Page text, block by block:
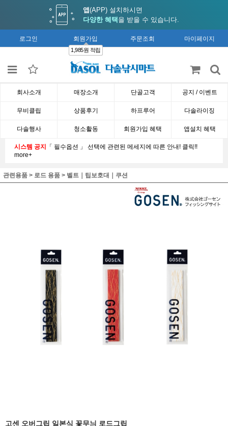
앱(APP) 설치하시면
다양한 혜택 을 받을 수 있습니다.
로그인 회원가입
1,985원 적립
주문조회 마이페이지
회사소개 매장소개 단골고객 공지 / 이벤트
무비클립 상품후기 하프루어 다솔라이징
다솔행사 청소활동 회원가입 혜택 앱설치 혜택
시스템 공지 「 필수옵션 」 선택에 관련된 메세지에 따른 안내! 클릭!!
more+
관련용품 > 로드 용품 > 벨트｜팁보호대｜쿠션
고센 오버그립 일본식 꽃무늬 로드그립